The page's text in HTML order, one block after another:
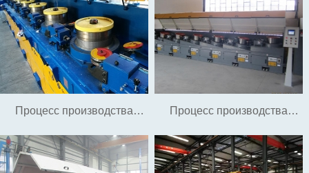
проволоки и гвоздей без
мытья
охлаждением
Процесс производства
бескислотной оцинкованной
Процесс производства
проволочной вешалки